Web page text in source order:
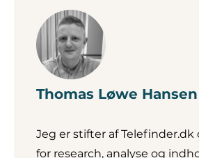
Thomas Løwe Hansen
Jeg er stifter af Telefinder.dk
for research, analyse og